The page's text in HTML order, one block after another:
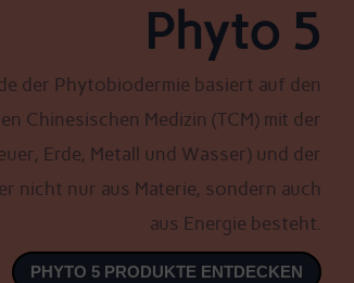
Phyto 5
der Phytobiodermie basiert auf den
Chinesischen Medizin (TCM) mit der
Erde, Metall und Wasser) und der
nicht nur aus Materie, sondern auch
aus Energie besteht.
PHYTO 5 PRODUKTE ENTDECKEN